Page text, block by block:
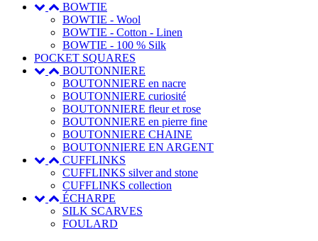
BOWTIE
BOWTIE - Wool
BOWTIE - Cotton - Linen
BOWTIE - 100 % Silk
POCKET SQUARES
BOUTONNIERE
BOUTONNIERE en nacre
BOUTONNIERE curiosité
BOUTONNIERE fleur et rose
BOUTONNIERE en pierre fine
BOUTONNIERE CHAINE
BOUTONNIERE EN ARGENT
CUFFLINKS
CUFFLINKS silver and stone
CUFFLINKS collection
ÉCHARPE
SILK SCARVES
FOULARD